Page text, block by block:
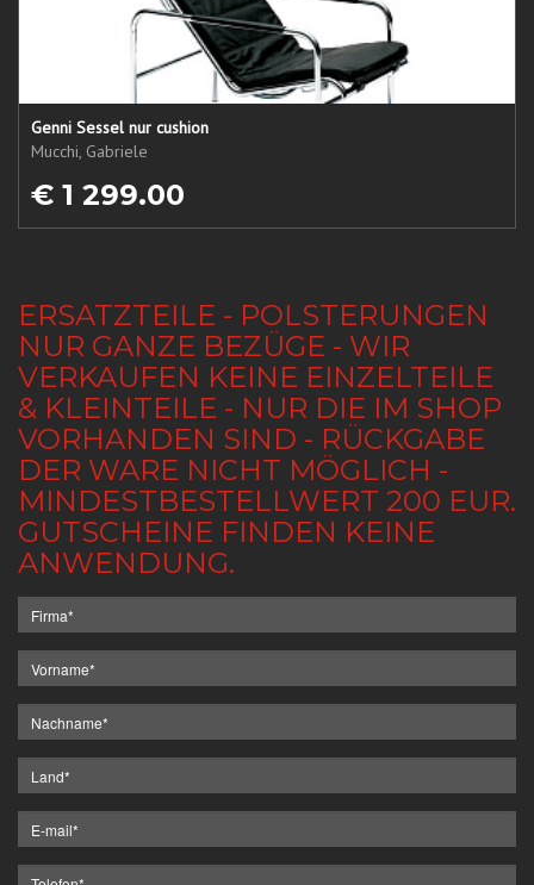
Genni Sessel nur cushion
Mucchi, Gabriele
€ 1 299.00
ERSATZTEILE - POLSTERUNGEN
NUR GANZE BEZÜGE - WIR
VERKAUFEN KEINE EINZELTEILE
& KLEINTEILE - NUR DIE IM SHOP
VORHANDEN SIND - RÜCKGABE
DER WARE NICHT MÖGLICH -
MINDESTBESTELLWERT 200 EUR.
GUTSCHEINE FINDEN KEINE
ANWENDUNG.